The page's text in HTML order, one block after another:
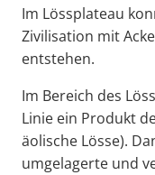
Im Lössplateau
Zivilisation mit
entstehen.
Im Bereich des
Linie ein Produkt
äolische Lösse).
umgelagerte und